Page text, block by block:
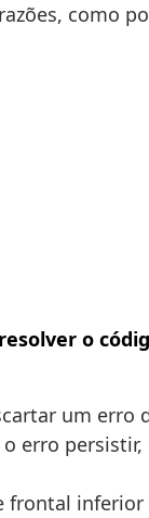
como
resolver o
um erro
erro
frontal